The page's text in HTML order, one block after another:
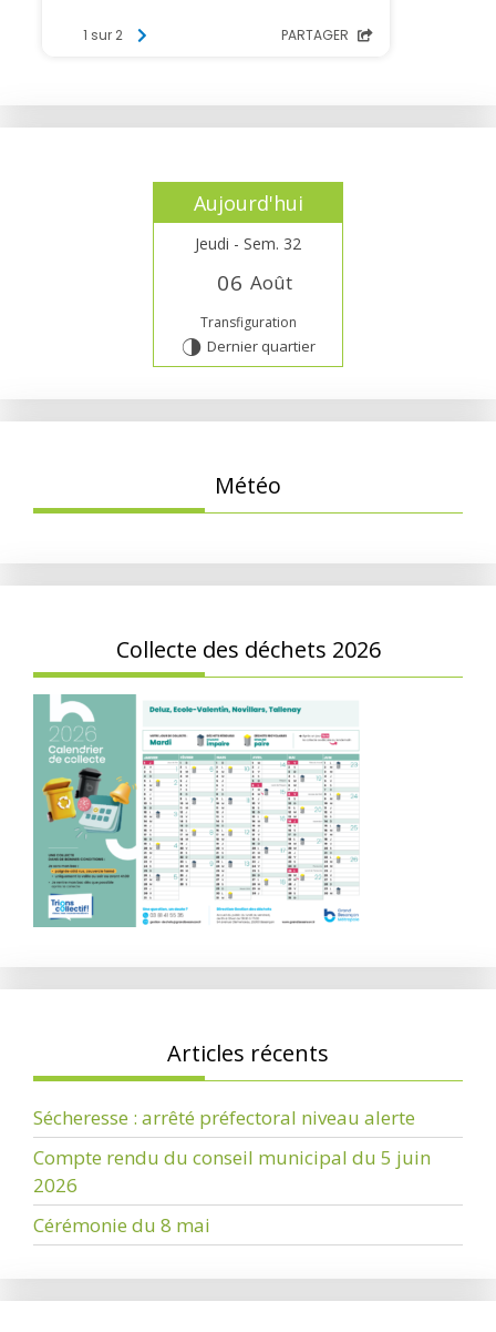
Aujourd'hui
Jeudi - Sem. 32
06 Août
Transfiguration
T Dernier quartier
Météo
Collecte des déchets 2026
Articles récents
Sécheresse : arrêté préfectoral niveau alerte
Compte rendu du conseil municipal du 5 juin
2026
Cérémonie du 8 mai